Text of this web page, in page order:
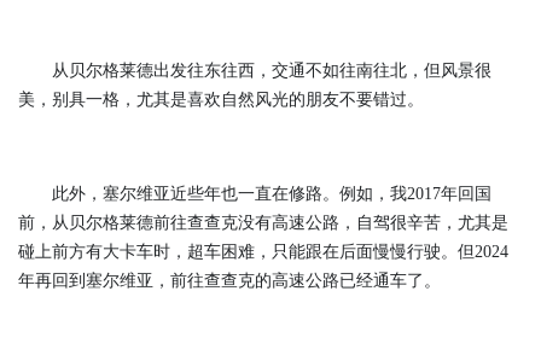
从贝尔格莱德出发往东往西，交通不如往南往北，但风景很
美，别具一格，尤其是喜欢自然风光的朋友不要错过。
此外，塞尔维亚近些年也一直在修路。例如，我2017年回国
前，从贝尔格莱德前往查查克没有高速公路，自驾很辛苦，尤其是
碰上前方有大卡车时，超车困难，只能跟在后面慢慢行驶。但2024
年再回到塞尔维亚，前往查查克的高速公路已经通车了。